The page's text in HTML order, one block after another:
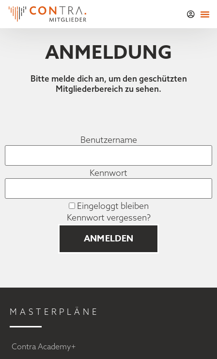
ANMELDUNG
Bitte melde dich an, um den geschützten
Mitgliederbereich zu sehen.
Benutzername
Kennwort
Eingeloggt bleiben
Kennwort vergessen?
MASTERPLÄNE
Contra Academy+